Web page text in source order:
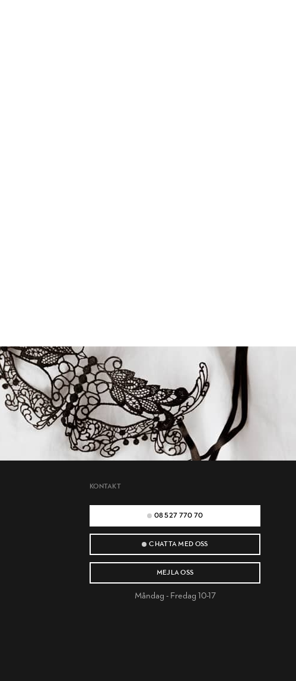
KONTAKT
08 527 770 70
CHATTA MED OSS
MEJLA OSS
Måndag - Fredag 10-17